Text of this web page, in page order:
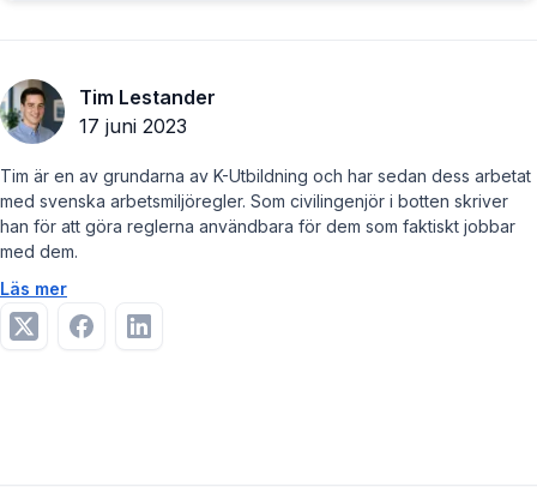
Tim Lestander
17 juni 2023
Tim är en av grundarna av K-Utbildning och har sedan dess arbetat
med svenska arbetsmiljöregler. Som civilingenjör i botten skriver
han för att göra reglerna användbara för dem som faktiskt jobbar
med dem.
Läs mer